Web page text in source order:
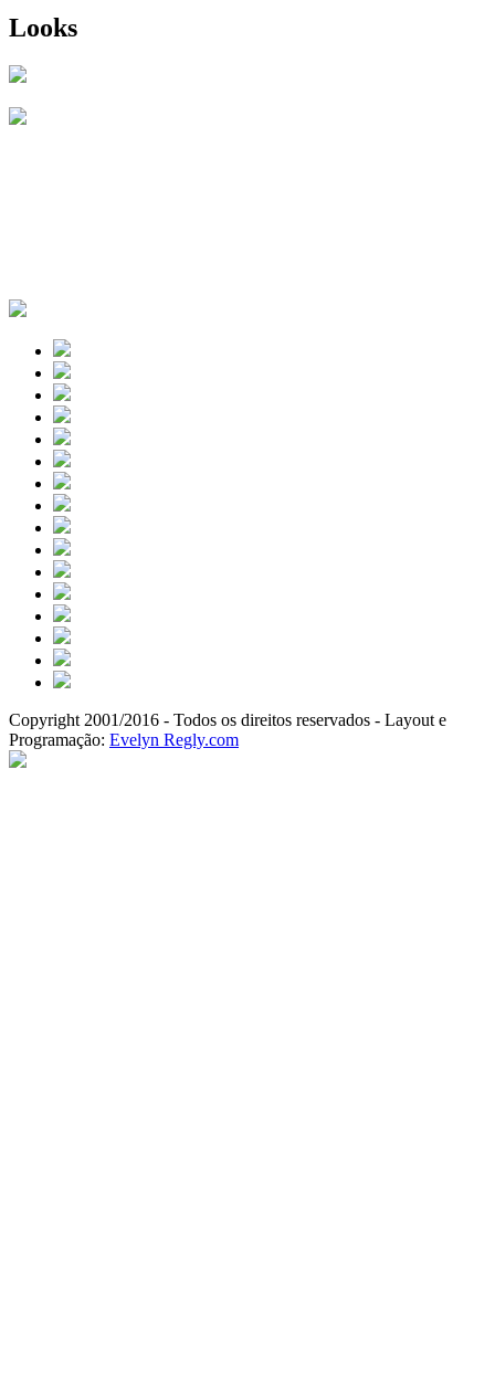
Looks
Copyright 2001/2016 - Todos os direitos reservados - Layout e
Programação: Evelyn Regly.com